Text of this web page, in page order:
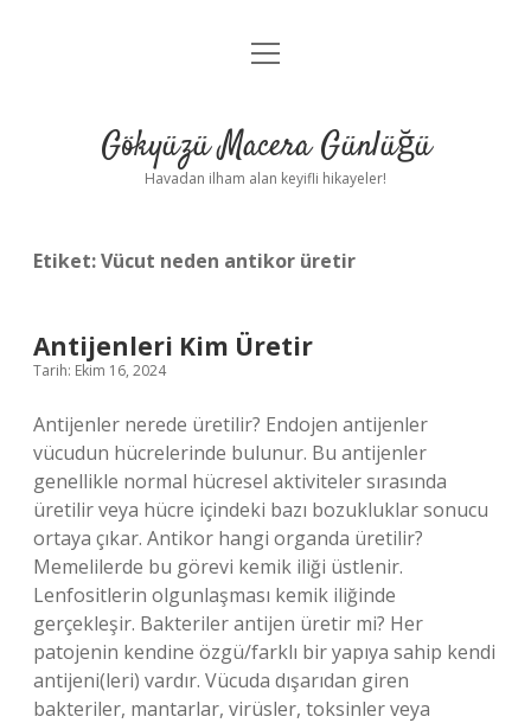
Anasayfa
Yasal Uyarı
menüyü
Gökyüzü Macera Günlüğü
Havadan ilham alan keyifli hikayeler!
Etiket:Vücut neden antikor üretir
Antijenleri Kim Üretir
Tarih: Ekim 16, 2024
Antijenler nerede üretilir? Endojen antijenler
vücudun hücrelerinde bulunur. Bu antijenler
genellikle normal hücresel aktiviteler sırasında
üretilir veya hücre içindeki bazı bozukluklar sonucu
ortaya çıkar. Antikor hangi organda üretilir?
Memelilerde bu görevi kemik iliği üstlenir.
Lenfositlerin olgunlaşması kemik iliğinde
gerçekleşir. Bakteriler antijen üretir mi? Her
patojenin kendine özgü/farklı bir yapıya sahip kendi
antijeni(leri) vardır. Vücuda dışarıdan giren
bakteriler, mantarlar, virüsler, toksinler veya